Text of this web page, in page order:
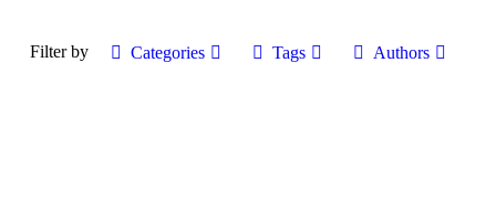
Filter by Categories Tags Authors